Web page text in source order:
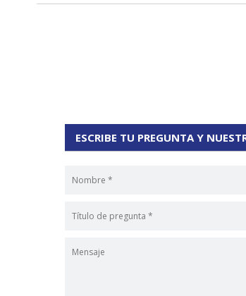
ESCRIBE TU PREGUNTA Y